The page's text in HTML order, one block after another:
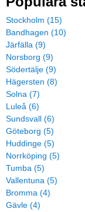
Stockholm (15)
Bandhagen (10)
Järfälla (9)
Norsborg (9)
Södertälje (9)
Hägersten (8)
Solna (7)
Luleå (6)
Sundsvall (6)
Göteborg (5)
Huddinge (5)
Norrköping (5)
Tumba (5)
Vallentuna (5)
Bromma (4)
Gävle (4)